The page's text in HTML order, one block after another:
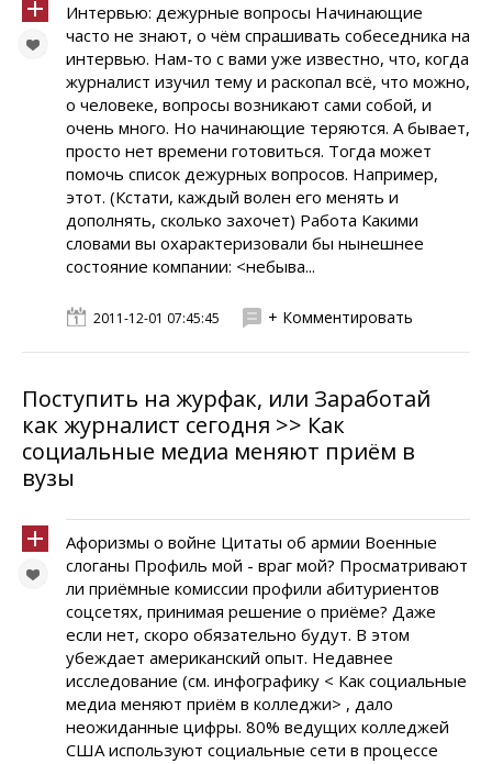
Интервью: дежурные вопросы Начинающие
часто не знают, о чём спрашивать собеседника на
интервью. Нам-то с вами уже известно, что, когда
журналист изучил тему и раскопал всё, что можно,
о человеке, вопросы возникают сами собой, и
очень много. Но начинающие теряются. А бывает,
просто нет времени готовиться. Тогда может
помочь список дежурных вопросов. Например,
этот. (Кстати, каждый волен его менять и
дополнять, сколько захочет) Работа Какими
словами вы охарактеризовали бы нынешнее
состояние компании: <небыва...
2011-12-01 07:45:45 + Комментировать
Поступить на журфак, или Заработай
как журналист сегодня >> Как
социальные медиа меняют приём в
вузы
Афоризмы о войне Цитаты об армии Военные
слоганы Профиль мой - враг мой? Просматривают
ли приёмные комиссии профили абитуриентов
соцсетях, принимая решение о приёме? Даже
если нет, скоро обязательно будут. В этом
убеждает американский опыт. Недавнее
исследование (см. инфографику < Как социальные
медиа меняют приём в колледжи> , дало
неожиданные цифры. 80% ведущих колледжей
США используют социальные сети в процессе